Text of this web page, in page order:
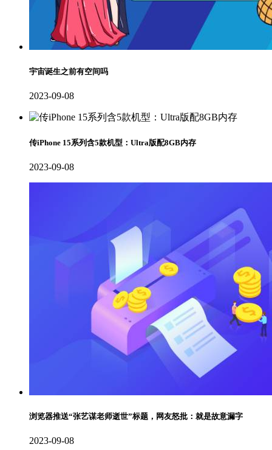
宇宙诞生之前有空间吗
2023-09-08
传iPhone 15系列含5款机型：Ultra版配8GB内存
2023-09-08
浏览器推送“张艺谋老师逝世”标题，网友怒批：就是故意漏字
2023-09-08